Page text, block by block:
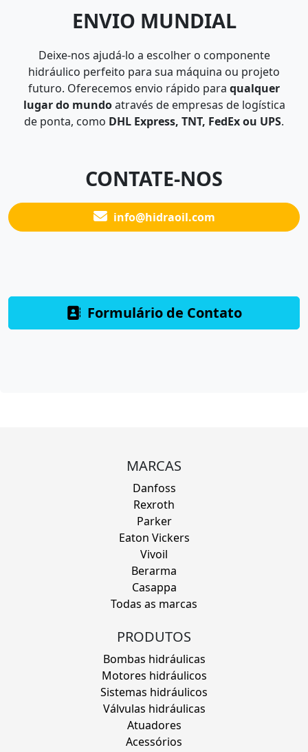
ENVIO MUNDIAL
Deixe-nos ajudá-lo a escolher o componente
hidráulico perfeito para sua máquina ou projeto
futuro. Oferecemos envio rápido para qualquer
lugar do mundoatravés de empresas de logística
de ponta, como DHL Express, TNT, FedEx ou UPS.
CONTATE-NOS
info@hidraoil.com
Formulário de Contato
MARCAS
Danfoss
Rexroth
Parker
Eaton Vickers
Vivoil
Berarma
Casappa
Todas as marcas
PRODUTOS
Bombas hidráulicas
Motores hidráulicos
Sistemas hidráulicos
Válvulas hidráulicas
Atuadores
Acessórios